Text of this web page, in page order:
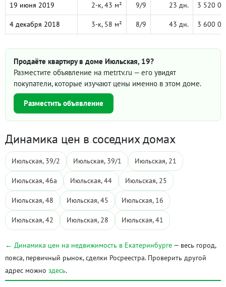
19 июня 2019 2-к, 43 м² 9/9 23 дн. 3 520
4 декабря 2018 3-к, 58 м² 8/9 43 дн. 3 600
Продаёте квартиру в доме Июльская, 19?
Разместите объявление на metrtv.ru — его увидят
покупатели, которые изучают цены именно в этом доме.
Разместить объявление
Динамика цен в соседних домах
Июльская, 39/2 Июльская, 39/1 Июльская, 21
Июльская, 46а Июльская, 44 Июльская, 25
Июльская, 48 Июльская, 45 Июльская, 16
Июльская, 42 Июльская, 28 Июльская, 41
← Динамика цен на недвижимость в Екатеринбурге — весь город,
пояса, первичный рынок, сделки Росреестра. Проверить другой
адрес можно здесь.